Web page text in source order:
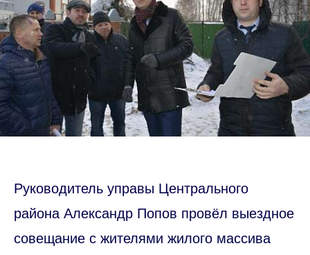
Руководитель управы Центрального
района Александр Попов провёл выездное
совещание с жителями жилого массива